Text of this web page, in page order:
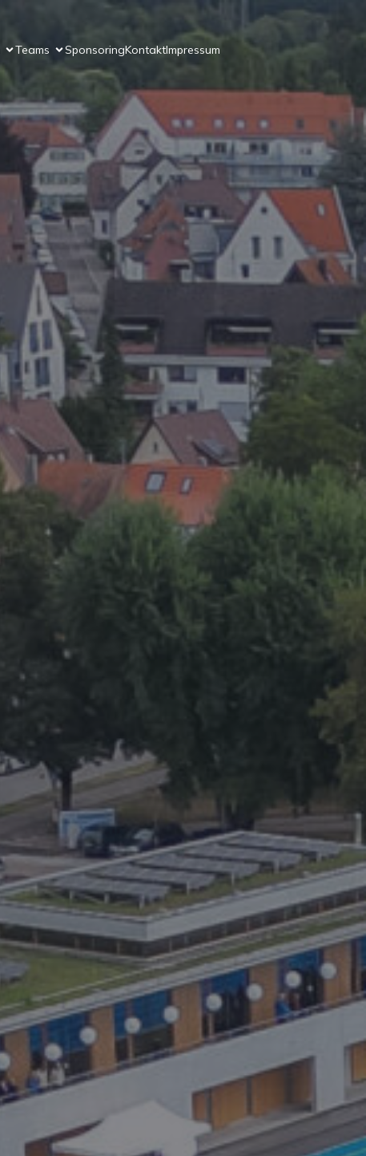
Teams SponsoringKontaktImpressum